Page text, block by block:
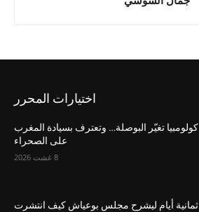
اختيارات المحرر
كولومبيا تغيّر البوصلة… وتعترف بسيادة المغرب
على الصحراء
8 غشت 2026
ثمانية أيام ليشرح مجلس بوعياش كيف انتشرت